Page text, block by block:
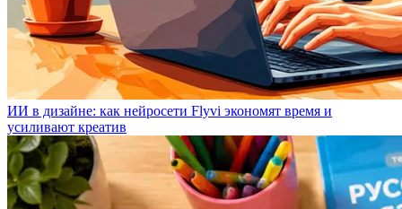
ИИ в дизайне: как нейросети Flyvi экономят время и
усиливают креатив